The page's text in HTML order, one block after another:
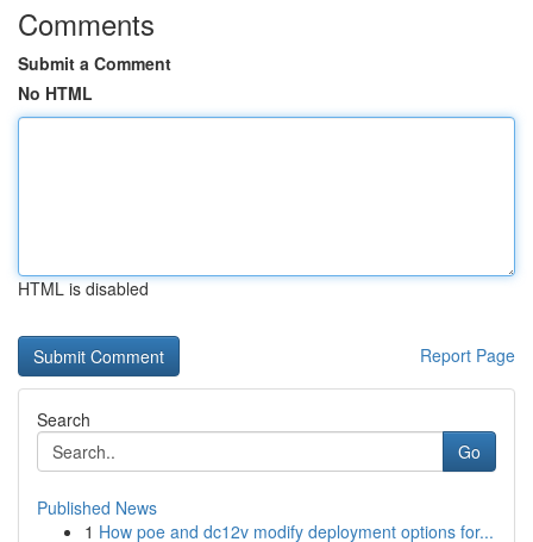
Comments
Submit a Comment
No HTML
HTML is disabled
Report Page
Search
Go
Published News
1 How poe and dc12v modify deployment options for...